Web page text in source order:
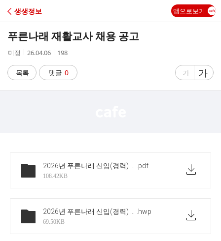
C
A
생생정보 앱으로보기
푸른나래 재활교사 채용 공고
작
자
미정
작
시
간
26.04.06
조
수
198
목록 댓글 0
글
가
글
자
가
.pdf
108.42KB
.hwp
69.50KB